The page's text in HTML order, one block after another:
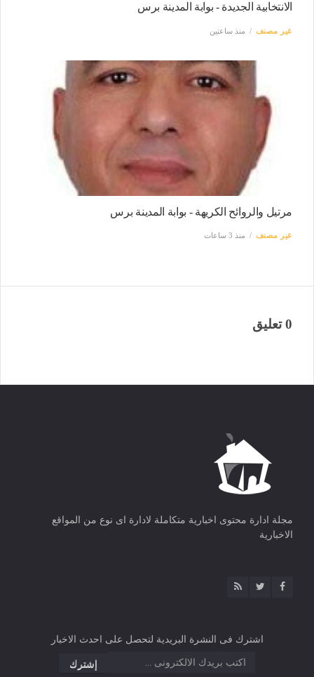
الانتخابية الجديدة - بوابة المدينة برس
غير مصنف منذ ساعتين
مرتيل والروائح الكريهة - بوابة المدينة برس
غير مصنف منذ 3 ساعات
0 تعليق
مجلة ادارة محتوى اخبارية متكاملة لادارة اى نوع من المواقع
الاخبارية
اشترك فى النشرة البريدية لتحصل على احدث الاخبار